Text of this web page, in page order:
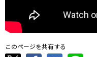
このページを共有する